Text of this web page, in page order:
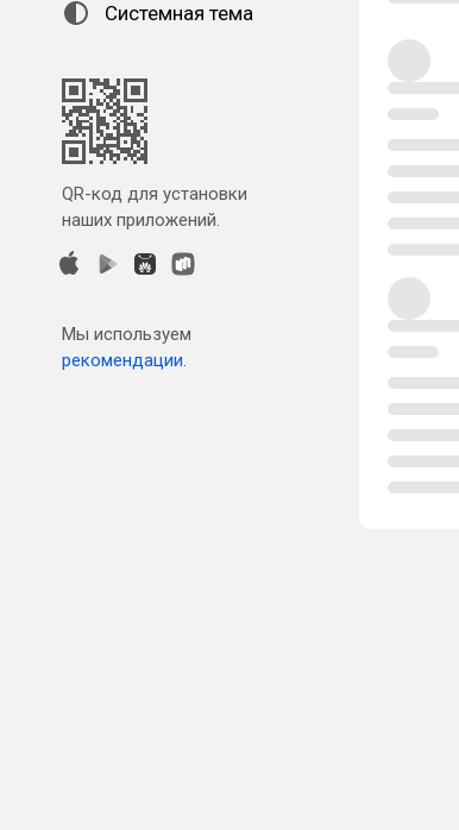
Системная тема
QR-код для установки
наших приложений.
Мы используем
рекомендации.